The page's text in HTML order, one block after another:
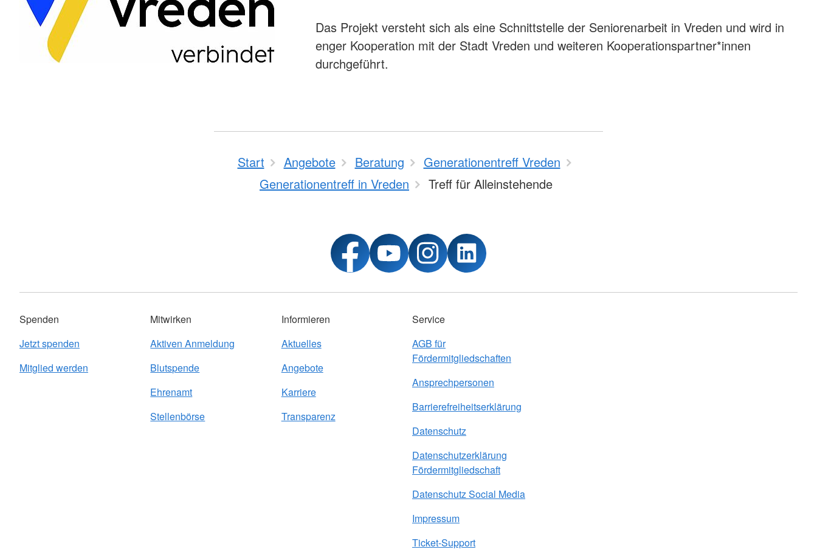
Das Projekt versteht sich als eine Schnittstelle der Seniorenarbeit in Vreden und wird in
enger Kooperation mit der Stadt Vreden und weiteren Kooperationspartner*innen
durchgeführt.
Start Angebote Beratung
Generationentreff Vreden
Generationentreff in Vreden
Treff für Alleinstehende
Spenden
Jetzt spenden
Mitglied werden
Mitwirken
Aktiven Anmeldung
Blutspende
Ehrenamt
Stellenbörse
Informieren
Aktuelles
Angebote
Karriere
Transparenz
Service
AGB für
Fördermitgliedschaften
Ansprechpersonen
Barrierefreiheitserklärung
Datenschutz
Datenschutzerklärung
Fördermitgliedschaft
Datenschutz Social Media
Impressum
Ticket-Support